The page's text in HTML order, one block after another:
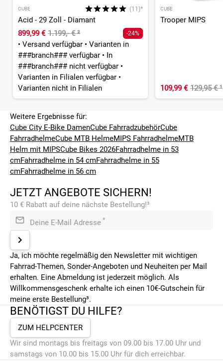
CUBE (11)*
Acid - 29 Zoll - Diamant
899,99 € 1.199,- €² -24%
• Versand verfügbar • Varianten in
###branch### verfügbar • In
###branch### nicht verfügbar •
Varianten in Filialen verfügbar •
Varianten nicht in Filialen
CUBE
Trooper MIPS
109,99 € 129,95 €¹
Weitere Ergebnisse für:
Cube City E-Bike DamenCube FahrradzubehörCube
FahrradhelmeCube MTB HelmeMIPS FahrradhelmeMTB
Helm mit MIPSCube Bikes 2026Fahrradhelme in 53
cmFahrradhelme in 54 cmFahrradhelme in 55
cmFahrradhelme in 56 cm
JETZT ANGEBOTE SICHERN!
10 € Rabatt auf deine nächste Bestellung!³
Deine E-Mail Adresse *
Ja, ich möchte regelmäßig den Newsletter mit wichtigen
Fahrrad-Themen, Sonder-Angeboten und Neuheiten per Mail
erhalten. Eine Abmeldung ist jederzeit möglich. Als
Willkommensgeschenk erhalte ich einen 10€-Gutschein für
meine erste Bestellung³.
BENÖTIGST DU HILFE?
ZUM HELPCENTER
Wir sind montags bis freitags von 09.00 bis 17.00 Uhr und
samstags von 10.00 bis 15.00 Uhr für dich erreichbar.